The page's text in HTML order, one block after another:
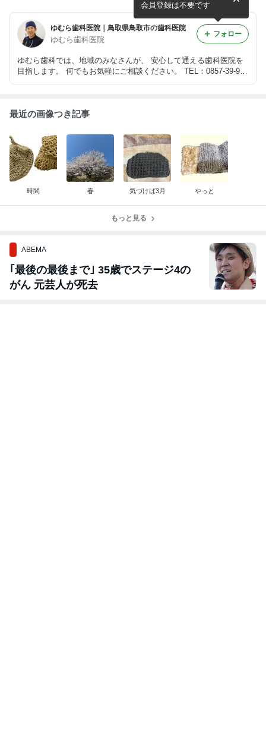
ゆむら歯科医院｜鳥取県鳥取市の歯科医院
ゆむら歯科医院
ゆむら歯科では、地域のみなさんが、 安心して通える歯科医院を
目指します。 何でもお気軽にご相談ください。 TEL：0857-39-995
0 〒683-0857鳥取県鳥取市湖山町南3丁目217
会員登録は不要です
フォロー
最近の画像つき記事
時間 春 気づけば3月 やっと
もっと見る
ABEMA
｢最後の最後まで｣ 35歳でステージ4の
がん 元芸人が死去